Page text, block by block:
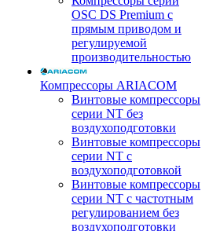
OSC DS Premium с
прямым приводом и
регулируемой
производительностью
Компрессоры ARIACOM
Винтовые компрессоры
серии NT без
воздухоподготовки
Винтовые компрессоры
серии NT c
воздухоподготовкой
Винтовые компрессоры
серии NT с частотным
регулированием без
воздухоподготовки